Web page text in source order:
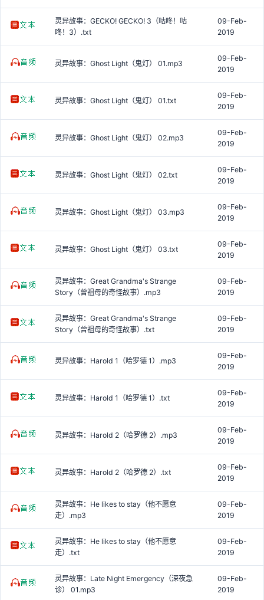
灵异故事：GECKO! GECKO! 3（咕咚！咕
咚！3）.txt
09-Feb-
2019
灵异故事：Ghost Light（鬼灯） 01.mp3
09-Feb-
2019
灵异故事：Ghost Light（鬼灯） 01.txt
09-Feb-
2019
灵异故事：Ghost Light（鬼灯） 02.mp3
09-Feb-
2019
灵异故事：Ghost Light（鬼灯） 02.txt
09-Feb-
2019
灵异故事：Ghost Light（鬼灯） 03.mp3
09-Feb-
2019
灵异故事：Ghost Light（鬼灯） 03.txt
09-Feb-
2019
灵异故事：Great Grandma's Strange
Story（曾祖母的奇怪故事）.mp3
09-Feb-
2019
灵异故事：Great Grandma's Strange
Story（曾祖母的奇怪故事）.txt
09-Feb-
2019
灵异故事：Harold 1（哈罗德 1）.mp3
09-Feb-
2019
灵异故事：Harold 1（哈罗德 1）.txt
09-Feb-
2019
灵异故事：Harold 2（哈罗德 2）.mp3
09-Feb-
2019
灵异故事：Harold 2（哈罗德 2）.txt
09-Feb-
2019
灵异故事：He likes to stay（他不愿意
走）.mp3
09-Feb-
2019
灵异故事：He likes to stay（他不愿意
走）.txt
09-Feb-
2019
灵异故事：Late Night Emergency（深夜急
诊） 01.mp3
09-Feb-
2019